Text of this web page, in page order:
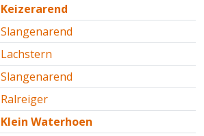
Keizerarend
Slangenarend
Lachstern
Slangenarend
Ralreiger
Klein Waterhoen